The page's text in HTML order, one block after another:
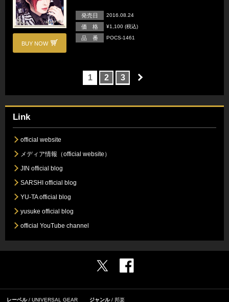
BUY NOW
発売日 2016.08.24
価 格 ¥1,100 (税込)
品 番 POCS-1461
1 2 3
Link
official website
メディア情報（official website）
JIN official blog
SARSHI official blog
YU-TA official blog
yusuke official blog
official YouTube channel
レーベル UNIVERSAL GEAR ジャンル 邦楽